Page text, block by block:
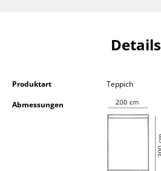
Sideboards & Kommoden
Beistell- & Rollcontainer
Details
Produktart
Teppich
Abmessungen